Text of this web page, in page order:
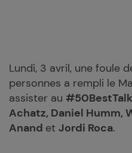
Lundi, 3 avril, une foule
personnes a rempli le
assister au
Achatz, Daniel Humm,
Anand et Jordi Roca.